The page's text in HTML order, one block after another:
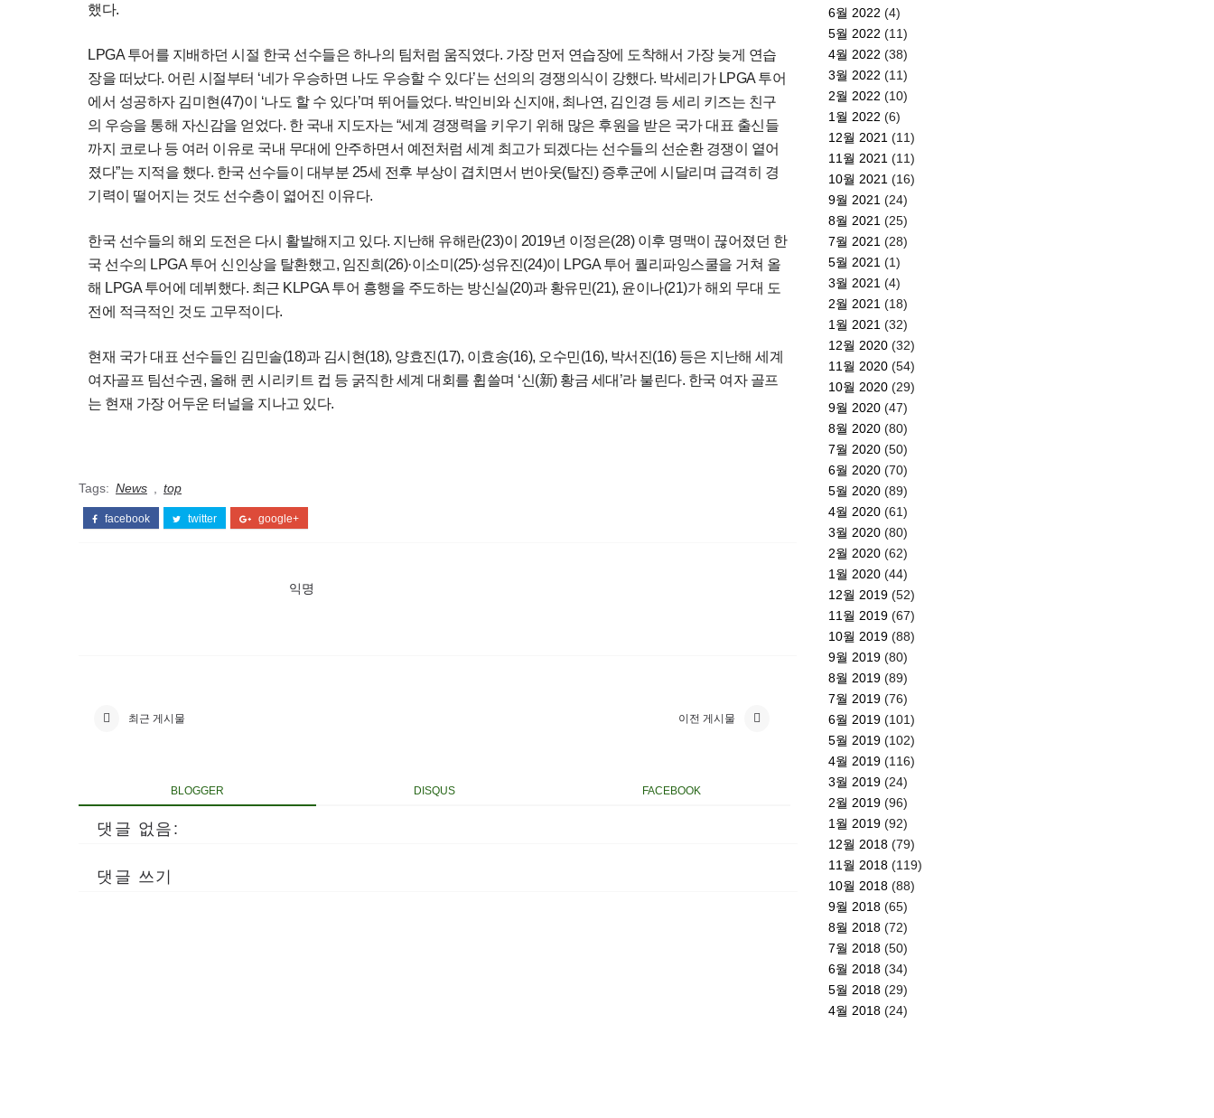
했다.
LPGA 투어를 지배하던 시절 한국 선수들은 하나의 팀처럼 움직였다. 가장 먼저 연습장에 도착해서 가장 늦게 연습
장을 떠났다. 어린 시절부터 ‘네가 우승하면 나도 우승할 수 있다’는 선의의 경쟁의식이 강했다. 박세리가 LPGA 투어
에서 성공하자 김미현(47)이 ‘나도 할 수 있다’며 뛰어들었다. 박인비와 신지애, 최나연, 김인경 등 세리 키즈는 친구
의 우승을 통해 자신감을 얻었다. 한 국내 지도자는 “세계 경쟁력을 키우기 위해 많은 후원을 받은 국가 대표 출신들
까지 코로나 등 여러 이유로 국내 무대에 안주하면서 예전처럼 세계 최고가 되겠다는 선수들의 선순환 경쟁이 옅어
졌다”는 지적을 했다. 한국 선수들이 대부분 25세 전후 부상이 겹치면서 번아웃(탈진) 증후군에 시달리며 급격히 경
기력이 떨어지는 것도 선수층이 엷어진 이유다.
한국 선수들의 해외 도전은 다시 활발해지고 있다. 지난해 유해란(23)이 2019년 이정은(28) 이후 명맥이 끊어졌던 한
국 선수의 LPGA 투어 신인상을 탈환했고, 임진희(26)·이소미(25)·성유진(24)이 LPGA 투어 퀄리파잉스쿨을 거쳐 올
해 LPGA 투어에 데뷔했다. 최근 KLPGA 투어 흥행을 주도하는 방신실(20)과 황유민(21), 윤이나(21)가 해외 무대 도
전에 적극적인 것도 고무적이다.
현재 국가 대표 선수들인 김민솔(18)과 김시현(18), 양효진(17), 이효송(16), 오수민(16), 박서진(16) 등은 지난해 세계
여자골프 팀선수권, 올해 퀸 시리키트 컵 등 굵직한 세계 대회를 휩쓸며 ‘신(新) 황금 세대’라 불린다. 한국 여자 골프
는 현재 가장 어두운 터널을 지나고 있다.
Tags: News top
facebook twitter google+
익명
최근 게시물 이전 게시물
BLOGGER DISQUS FACEBOOK
댓글 없음:
댓글 쓰기
6월 2022 (4)
5월 2022 (11)
4월 2022 (38)
3월 2022 (11)
2월 2022 (10)
1월 2022 (6)
12월 2021 (11)
11월 2021 (11)
10월 2021 (16)
9월 2021 (24)
8월 2021 (25)
7월 2021 (28)
5월 2021 (1)
3월 2021 (4)
2월 2021 (18)
1월 2021 (32)
12월 2020 (32)
11월 2020 (54)
10월 2020 (29)
9월 2020 (47)
8월 2020 (80)
7월 2020 (50)
6월 2020 (70)
5월 2020 (89)
4월 2020 (61)
3월 2020 (80)
2월 2020 (62)
1월 2020 (44)
12월 2019 (52)
11월 2019 (67)
10월 2019 (88)
9월 2019 (80)
8월 2019 (89)
7월 2019 (76)
6월 2019 (101)
5월 2019 (102)
4월 2019 (116)
3월 2019 (24)
2월 2019 (96)
1월 2019 (92)
12월 2018 (79)
11월 2018 (119)
10월 2018 (88)
9월 2018 (65)
8월 2018 (72)
7월 2018 (50)
6월 2018 (34)
5월 2018 (29)
4월 2018 (24)